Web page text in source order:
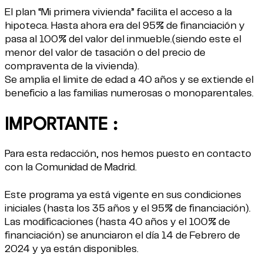
El plan “Mi primera vivienda” facilita el acceso a la
hipoteca. Hasta ahora era del 95% de financiación y
pasa al 100% del valor del inmueble.(siendo este el
menor del valor de tasación o del precio de
compraventa de la vivienda).
Se amplia el limite de edad a 40 años y se extiende el
beneficio a las familias numerosas o monoparentales.
IMPORTANTE :
Para esta redacción, nos hemos puesto en contacto
con la Comunidad de Madrid.
Este programa ya está vigente en sus condiciones
iniciales (hasta los 35 años y el 95% de financiación).
Las modificaciones (hasta 40 años y el 100% de
financiación) se anunciaron el día 14 de Febrero de
2024 y ya están disponibles.